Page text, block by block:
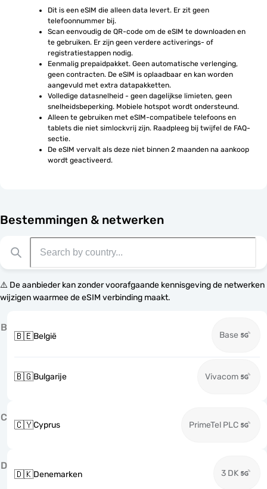
Dit is een eSIM die alleen data levert. Er zit geen
telefoonnummer bij.
Scan eenvoudig de QR-code om de eSIM te downloaden en
te gebruiken. Er zijn geen verdere activerings- of
registratiestappen nodig.
Eenmalig prepaidpakket. Geen automatische verlenging,
geen contracten. De eSIM is oplaadbaar en kan worden
aangevuld met extra datapakketten.
Volledige datasnelheid - geen dagelijkse limieten, geen
snelheidsbeperking. Mobiele hotspot wordt ondersteund.
Alleen te gebruiken met eSIM-compatibele telefoons en
tablets die niet simlockvrij zijn. Raadpleeg bij twijfel de FAQ-
sectie.
De eSIM vervalt als deze niet binnen 2 maanden na aankoop
wordt geactiveerd.
Bestemmingen & netwerken
⚠️ De aanbieder kan zonder voorafgaande kennisgeving de netwerken
wijzigen waarmee de eSIM verbinding maakt.
B
🇧🇪België Base
🇧🇬Bulgarije Vivacom
C
🇨🇾Cyprus PrimeTel PLC
D
🇩🇰Denemarken 3 DK